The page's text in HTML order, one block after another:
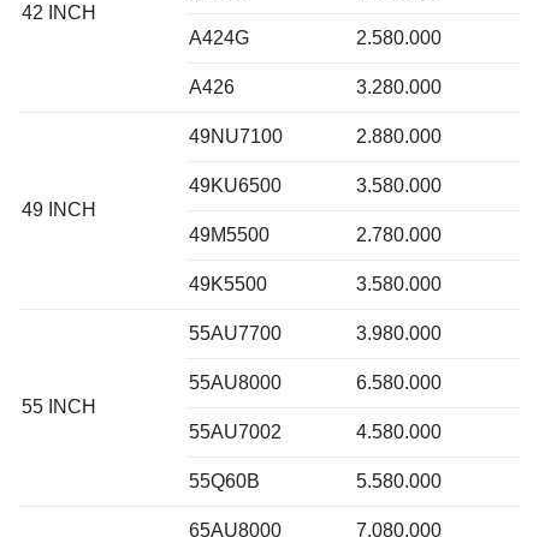
42 INCH
A424G 2.580.000
A426 3.280.000
49 INCH
49NU7100 2.880.000
49KU6500 3.580.000
49M5500 2.780.000
49K5500 3.580.000
55 INCH
55AU7700 3.980.000
55AU8000 6.580.000
55AU7002 4.580.000
55Q60B 5.580.000
65AU8000 7.080.000